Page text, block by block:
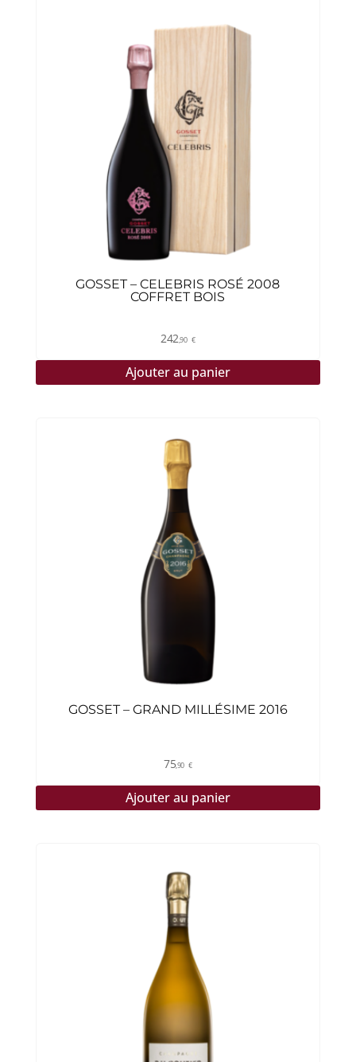
GOSSET – CELEBRIS ROSÉ 2008
COFFRET BOIS
242,90 €
Ajouter au panier
GOSSET – GRAND MILLÉSIME 2016
75,90 €
Ajouter au panier